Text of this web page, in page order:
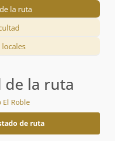
la ruta
locales
de la ruta
Roble
de ruta